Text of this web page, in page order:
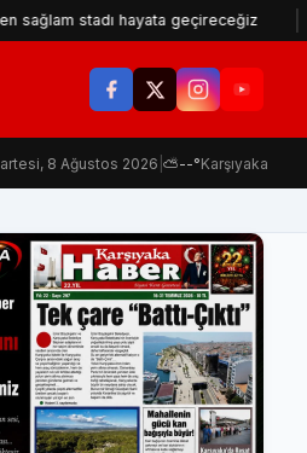
hayata geçireceğiz Makine
8 Ağustos 2026 ⛅--°Karşıyaka